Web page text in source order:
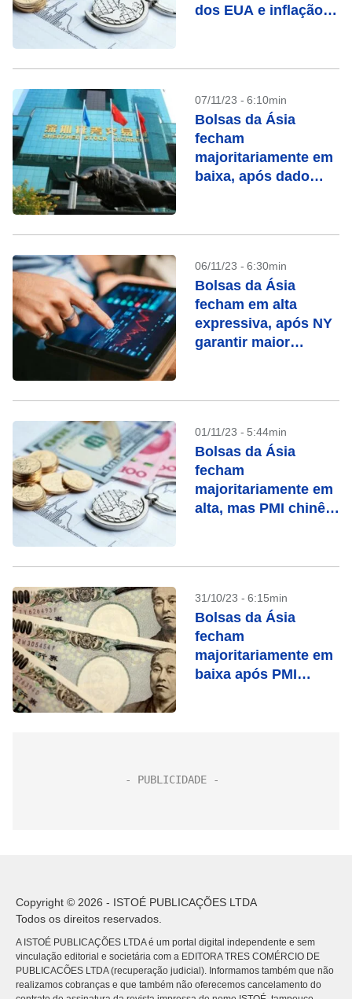
dos EUA e inflação
07/11/23 - 6:10min
Bolsas da Ásia
fecham
majoritariamente em
baixa, após dado
06/11/23 - 6:30min
Bolsas da Ásia
fecham em alta
expressiva, após NY
garantir maior
01/11/23 - 5:44min
Bolsas da Ásia
fecham
majoritariamente em
alta, mas PMI chinês
31/10/23 - 6:15min
Bolsas da Ásia
fecham
majoritariamente em
baixa após PMI
Copyright © 2026 - ISTOÉ PUBLICAÇÕES LTDA
Todos os direitos reservados.
A ISTOÉ PUBLICAÇÕES LTDA é um portal digital independente e sem
vinculação editorial e societária com a EDITORA TRES COMÉRCIO DE
PUBLICACÕES LTDA (recuperação judicial). Informamos também que não
realizamos cobranças e que também não oferecemos cancelamento do